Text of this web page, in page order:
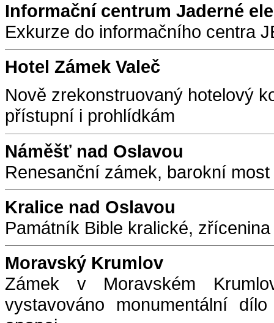
Informační centrum Jaderné
Exkurze do informačního centra
Hotel Zámek Valeč
Nově zrekonstruovaný hotelový
přístupní i prohlídkám
Náměšť nad Oslavou
Renesanční zámek, barokní
Kralice nad Oslavou
Památník Bible kralické,
Moravský Krumlov
Zámek v Moravském
vystavováno monumentální